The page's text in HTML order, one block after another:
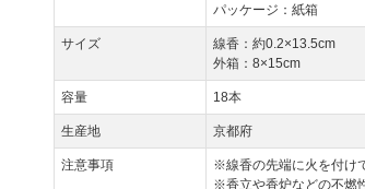
パッケージ：紙箱
サイズ
線香：約0.2×13.5cm
外箱：8×15cm
容量 18本
生産地 京都府
注意事項
※線香の先端に火を付け
※香立や香炉などの不燃